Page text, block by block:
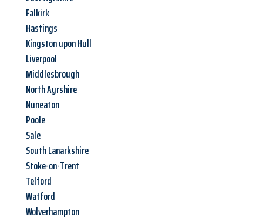
Falkirk
Hastings
Kingston upon Hull
Liverpool
Middlesbrough
North Ayrshire
Nuneaton
Poole
Sale
South Lanarkshire
Stoke-on-Trent
Telford
Watford
Wolverhampton